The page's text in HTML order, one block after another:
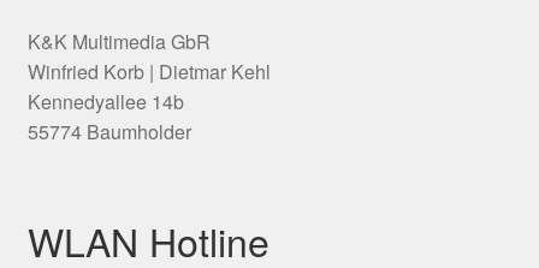
K&K Multimedia GbR
Winfried Korb | Dietmar Kehl
Kennedyallee 14b
55774 Baumholder
WLAN Hotline